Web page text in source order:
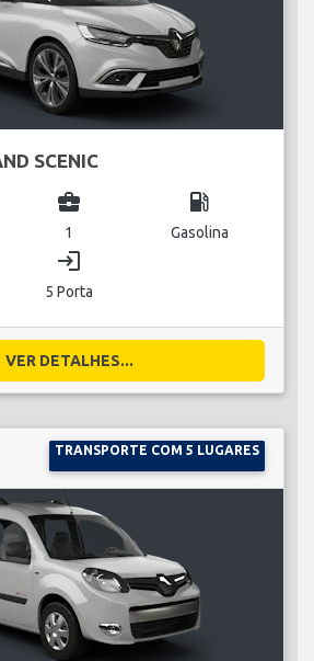
SCENIC
business_center
1
local_gas_station
Gasolina
login
5 Porta
VER DETALHES...
TRANSPORTE COM 5 LUGARES